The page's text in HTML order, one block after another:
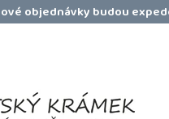
objednávky budou